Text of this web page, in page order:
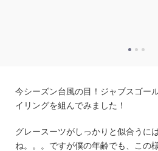
今シーズン台風の目！ジャブスゴー
イリングを組んでみました！
グレースーツがしっかりと似合うに
ね。。。ですが僕の年齢でも、この